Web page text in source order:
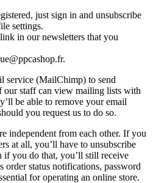
just sign in and unsubscribe
settings.
in our newsletters that you
service (MailChimp) to send
our staff can view mailing lists with
be able to remove your email
you request us to do so.
independent from each other. If you
at all, you’ll have to unsubscribe
you do that, you’ll still receive
order status notifications, password
for operating an online store.